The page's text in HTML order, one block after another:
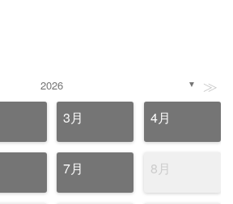
2026 ▼ ≫
3月 4月
7月 8月